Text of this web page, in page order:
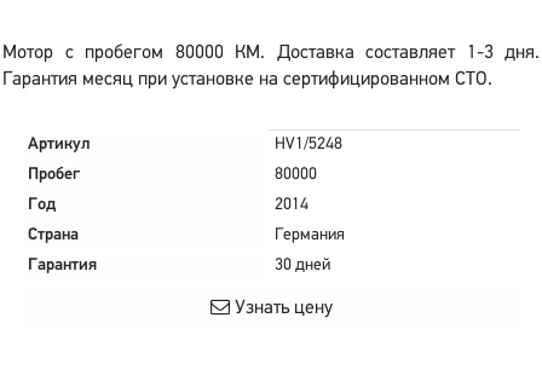
Мотор с пробегом 80000 КМ. Доставка составляет 1-3 дня.
Гарантия месяц при установке на сертифицированном СТО.
Артикул
HV1/5248
Пробег
80000
Год
2014
Страна
Германия
Гарантия
30 дней
Узнать цену